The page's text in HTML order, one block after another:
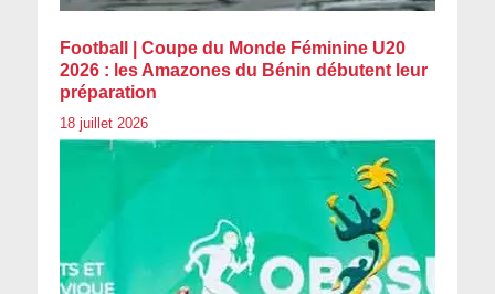
Football | Coupe du Monde Féminine U20
2026 : les Amazones du Bénin débutent leur
préparation
18 juillet 2026